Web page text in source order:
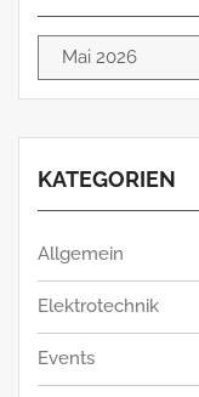
Archiv
KATEGORIEN
Allgemein
Elektrotechnik
Events